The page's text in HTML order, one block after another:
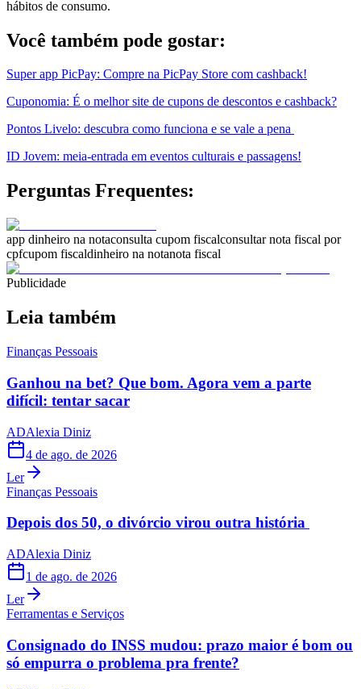
hábitos de consumo.
Você também pode gostar:
Super app PicPay: Compre na PicPay Store com cashback!
Cuponomia: É o melhor site de cupons de descontos e cashback?
Pontos Livelo: descubra como funciona e se vale a pena
ID Jovem: meia-entrada em eventos culturais e passagens!
Perguntas Frequentes:
app dinheiro na notaconsulta cupom fiscalconsultar nota fiscal por
cpfcupom fiscaldinheiro na notanota fiscal
Publicidade
Leia também
Finanças Pessoais
Ganhou na bet? Que bom. Agora vem a parte
difícil: tentar sacar
ADAlexia Diniz
4 de ago. de 2026
Ler
Finanças Pessoais
Depois dos 50, o divórcio virou outra história
ADAlexia Diniz
1 de ago. de 2026
Ler
Ferramentas e Serviços
Consignado do INSS mudou: prazo maior é bom ou
só empurra o problema pra frente?